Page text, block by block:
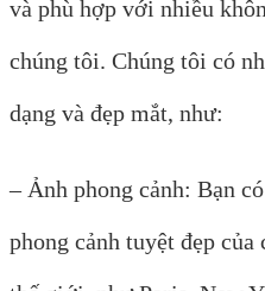
và phù hợp với nhiều
chúng tôi. Chúng tôi có
dạng và đẹp mắt, như:
– Ảnh phong cảnh: Bạn
phong cảnh tuyệt đẹp